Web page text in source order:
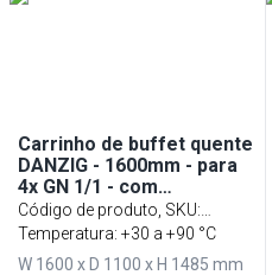
Carrinho de buffet quente
DANZIG - 1600mm - para
4x GN 1/1 - com
corre‑bandejas - Preto
Código de produto, SKU:
BWWI1600
Temperatura: +30 a +90 °C
W 1600 x D 1100 x H 1485 mm